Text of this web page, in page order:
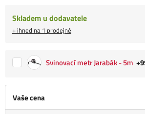
Vaše cena
Skladem u dodavatele
+ ihned na 1 prodejně
Svinovací metr Jarabák - 5m